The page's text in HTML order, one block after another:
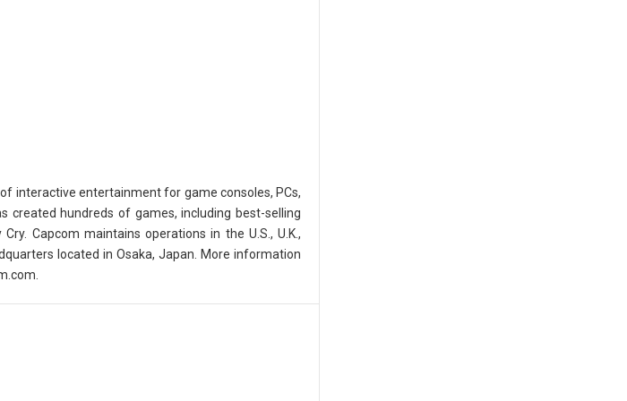
interactive entertainment for game consoles, PCs,
created hundreds of games, including best-selling
Capcom maintains operations in the U.S., U.K.,
located in Osaka, Japan. More information